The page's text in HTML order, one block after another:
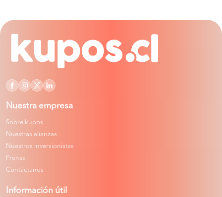
Nuestra empresa
Sobre kupos
Nuestras alianzas
Nuestros inversionistas
Prensa
Contáctanos
Información útil